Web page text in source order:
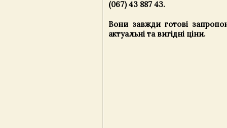
(067) 43 887 43.
Вони завжди готові
актуальні та вигідні ціни.